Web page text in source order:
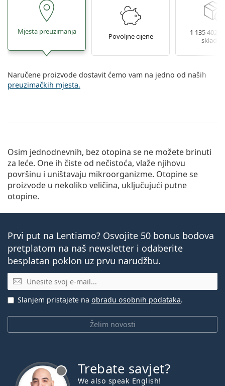
Mjesta preuzimanja
Povoljne cijene
1 135 402
Naručene proizvode dostavit ćemo vam na jedno od naših
preuzimačkih mjesta.
Osim jednodnevnih, bez otopina se ne možete brinuti
za leće. One ih čiste od nečistoća, vlaže njihovu
površinu i uništavaju mikroorganizme. Otopine se
proizvode u nekoliko veličina, uključujući putne
otopine.
Prvi put na Lentiamo? Osvojite 50 bonus bodova
pretplatom na naš newsletter i odaberite
besplatan poklon uz prvu narudžbu.
E-mail
Želim novosti
Slanjem pristajete na obradu osobnih podataka.
Trebate savjet?
We also speak English!